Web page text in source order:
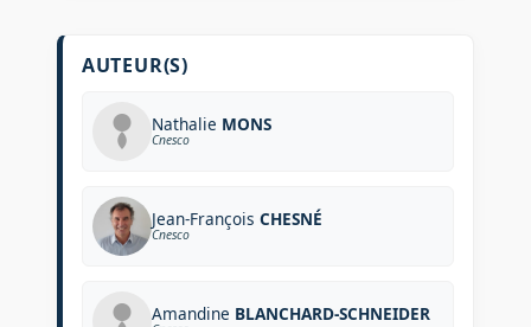
AUTEUR(S)
Nathalie MONS
Cnesco
Jean-François CHESNÉ
Cnesco
Amandine BLANCHARD-SCHNEIDER